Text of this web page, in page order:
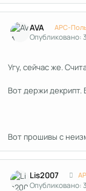
AVA APC-
Опубликовано:
Угу, сейчас же.
Вот держи декрипт.
Вот прошивы с
Lis2007
Опубликовано: